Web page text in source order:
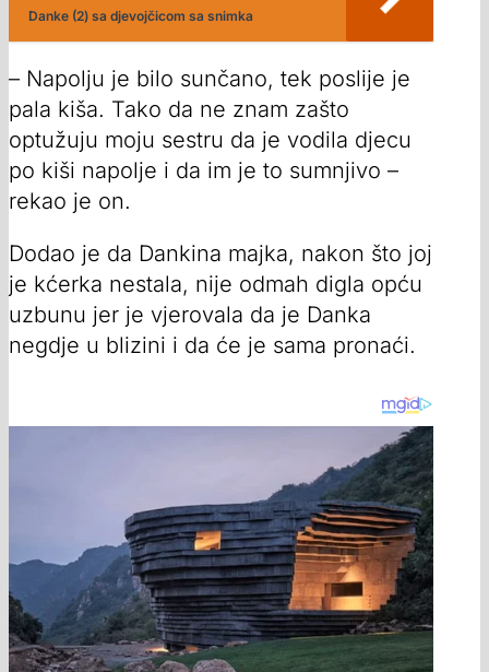
Danke (2) sa djevojčicom sa snimka
– Napolju je bilo sunčano, tek poslije je
pala kiša. Tako da ne znam zašto
optužuju moju sestru da je vodila djecu
po kiši napolje i da im je to sumnjivo –
rekao je on.
Dodao je da Dankina majka, nakon što joj
je kćerka nestala, nije odmah digla opću
uzbunu jer je vjerovala da je Danka
negdje u blizini i da će je sama pronaći.